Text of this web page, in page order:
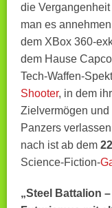
die
man es
dem XBox 360-
dem Hause
Tech-Waffen-
Shooter, in dem
Zielvermögen
Panzers
nach ist ab dem
Science-Fiction-
„Steel Battalion